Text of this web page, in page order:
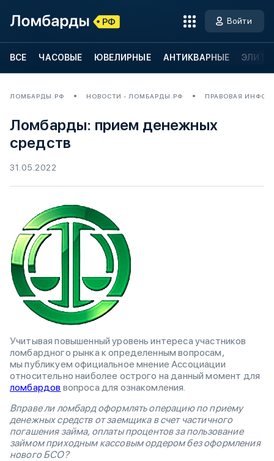
Войти
ВСЕ ЧАСОВЫЕ ЮВЕЛИРНЫЕ АНТИКВАРНЫЕ
ЛОМБАРДЫ.РФ НОВОСТИ - ЛОМБАРДЫ.РФ ПРАВОВАЯ
Ломбарды: прием денежных
средств
31.05.2022
Учитывая повышенный уровень интереса участников
ломбардного рынка к определенным вопросам,
мы публикуем официальное мнение Ассоциации
относительно наиболее острого на данный момент для
ломбардов вопроса для ознакомления.
Вправе ли ломбард оформлять операцию по приему
денежных средств от заемщика в счет частичного
погашения займа, оплаты процентов за пользование
займом приходным кассовым ордером без оформления
нового БСО?